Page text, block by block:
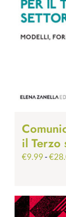
il Terzo
€9.99-€